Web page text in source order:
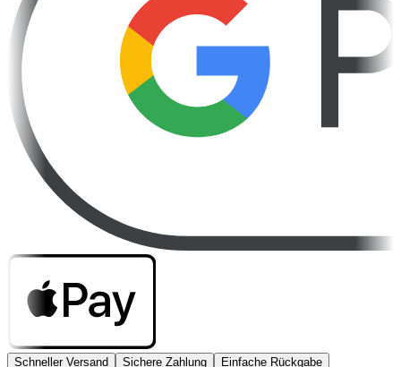
Schneller Versand Sichere Zahlung
Einfache Rückgabe